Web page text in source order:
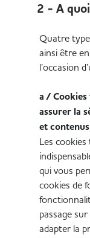
2 - A
Quatre
ainsi être
l’occasion
a /
assurer la
et
Les
qui vous
cookies de
passage
adapter la